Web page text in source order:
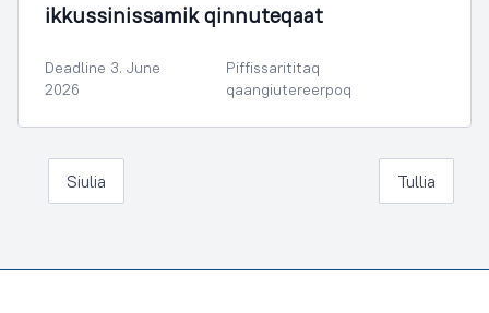
ikkussinissamik qinnuteqaat
Deadline 3. June
2026
Piffissarititaq
qaangiutereerpoq
Siulia Tullia